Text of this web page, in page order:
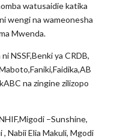
watusaidie katika
wengi na wameonesha
Mwenda.
NSSF,Benki ya CRDB,
na zingine zilizopo
–Sunshine,
Nabii Elia Makuli, Mgodi